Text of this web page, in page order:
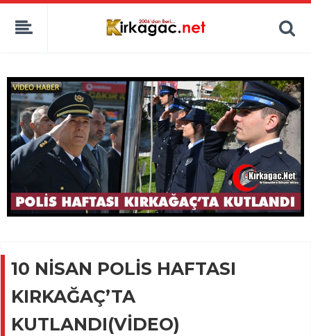
10 NİSAN POLİS HAFTASI
KIRKAĞAÇ’TA
KUTLANDI(VİDEO)